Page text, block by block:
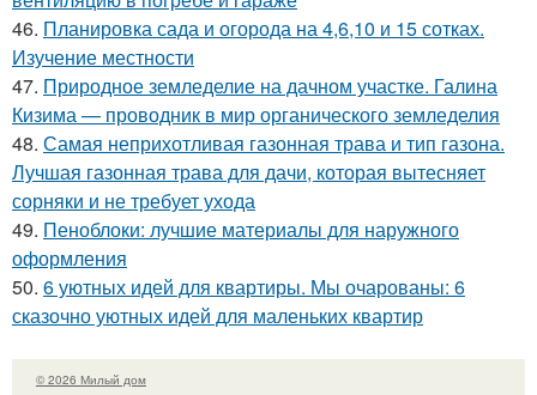
46. Планировка сада и огорода на 4,6,10 и 15 сотках.
Изучение местности
47. Природное земледелие на дачном участке. Галина
Кизима — проводник в мир органического земледелия
48. Самая неприхотливая газонная трава и тип газона.
Лучшая газонная трава для дачи, которая вытесняет
сорняки и не требует ухода
49. Пеноблоки: лучшие материалы для наружного
оформления
50. 6 уютных идей для квартиры. Мы очарованы: 6
сказочно уютных идей для маленьких квартир
© 2026 Милый дом